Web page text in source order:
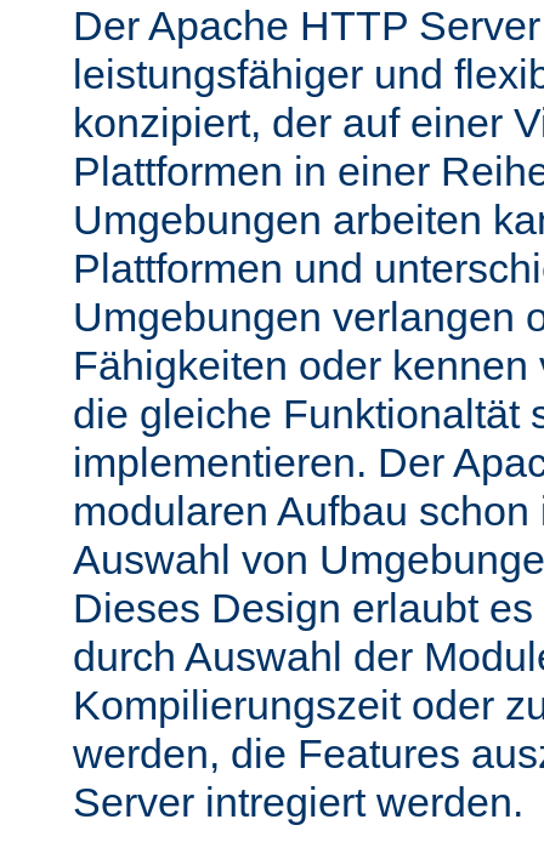
Der Apache HTTP
leistungsfähiger und
konzipiert, der auf einer
Plattformen in einer
Umgebungen arbeiten
Plattformen und
Umgebungen verlangen
Fähigkeiten oder
die gleiche Funktionaltät
implementieren. Der
modularen Aufbau
Auswahl von
Dieses Design erlaubt
durch Auswahl der
Kompilierungszeit oder
werden, die Features
Server intregiert werden.